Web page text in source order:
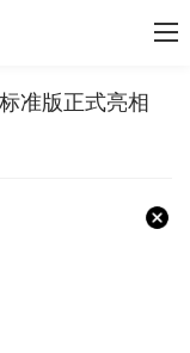
准版正式亮相